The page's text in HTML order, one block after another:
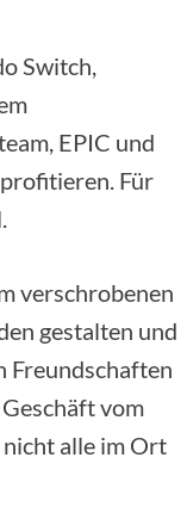
Switch,
EPIC und
Für
verschrobenen
gestalten und
Freundschaften
vom
alle im Ort